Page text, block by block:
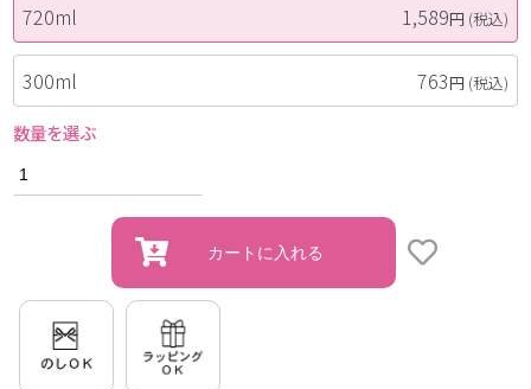
720ml 1,589円 (税込)
300ml 763円 (税込)
数量を選ぶ